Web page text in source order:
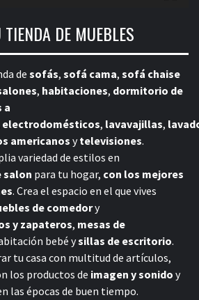
DE MUEBLES
de sofás, sofá cama, sofá chaise
, habitaciones, dormitorio de
a
electrodomésticos, lavavajillas,
americanos ytelevisiones.
variedad de estilos en
salon para tu hogar, con los mejores
. Crea el espacio en el que vives
de comedory
y zapateros, mesas de
bebé ysillas de escritorio.
tu casa con multitud de artículos,
los productos de imagen y sonido y
las épocas de buen tiempo.